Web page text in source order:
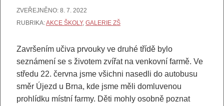
ZVEŘEJNĚNO: 8. 7. 2022
RUBRIKA:AKCE ŠKOLY, GALERIE ZŠ
Završením učiva prvouky ve druhé třídě bylo
seznámení se s životem zvířat na venkovní farmě. Ve
středu 22. června jsme všichni nasedli do autobusu
směr Újezd u Brna, kde jsme měli domluvenou
prohlídku místní farmy. Děti mohly osobně poznat